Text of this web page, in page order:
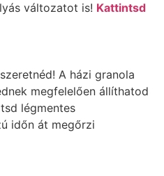
változatot is! Kattintsd
A házi granola
megfelelően állíthatod
légmentes
időn át megőrzi